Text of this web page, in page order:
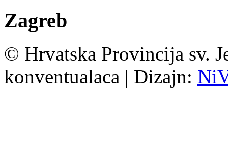
Zagreb
© Hrvatska Provincija sv.
konventualaca | Dizajn: